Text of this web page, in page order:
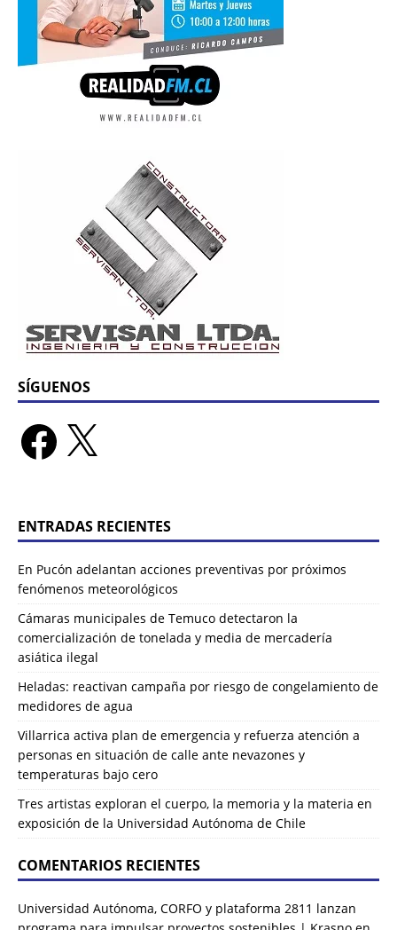
SÍGUENOS
ENTRADAS RECIENTES
En Pucón adelantan acciones preventivas por próximos
fenómenos meteorológicos
Cámaras municipales de Temuco detectaron la
comercialización de tonelada y media de mercadería
asiática ilegal
Heladas: reactivan campaña por riesgo de congelamiento de
medidores de agua
Villarrica activa plan de emergencia y refuerza atención a
personas en situación de calle ante nevazones y
temperaturas bajo cero
Tres artistas exploran el cuerpo, la memoria y la materia en
exposición de la Universidad Autónoma de Chile
COMENTARIOS RECIENTES
Universidad Autónoma, CORFO y plataforma 2811 lanzan